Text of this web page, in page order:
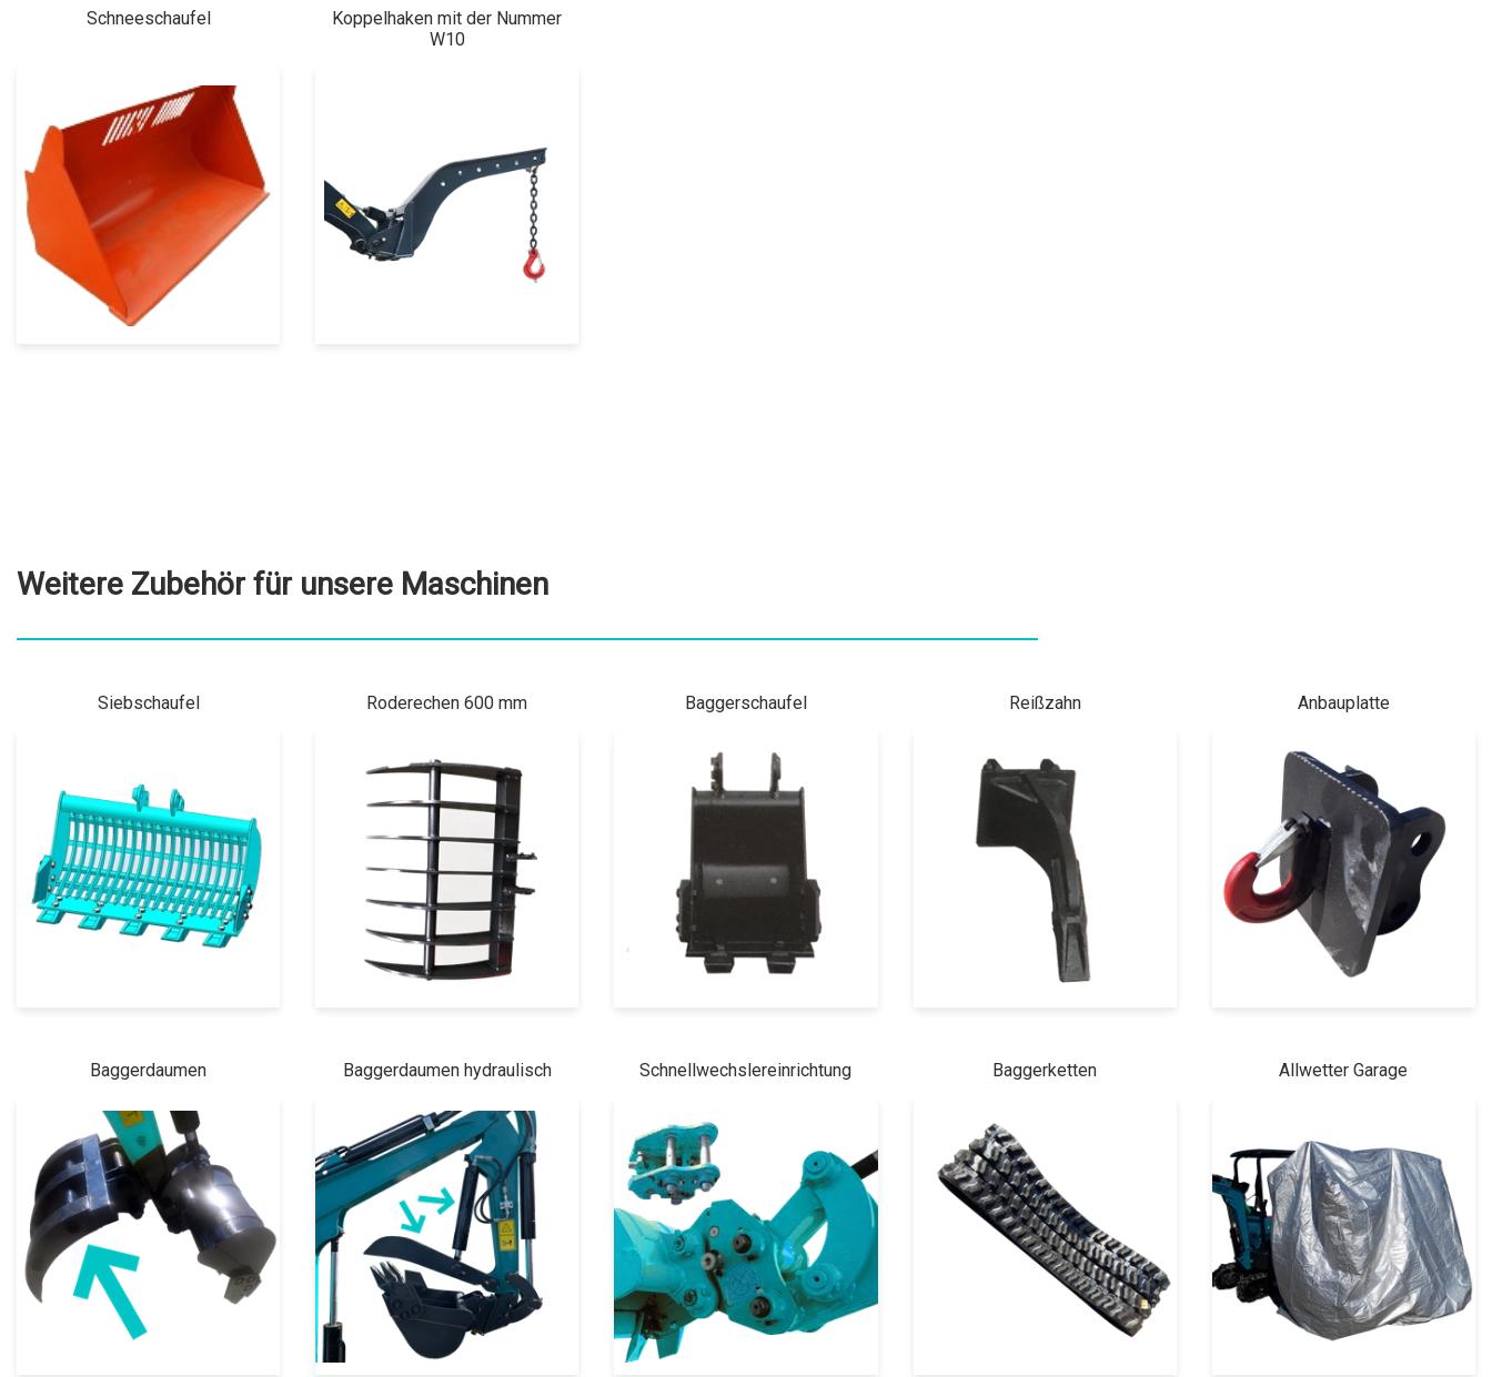
Schneeschaufel
Koppelhaken mit der Nummer
W10
Weitere Zubehör für unsere Maschinen
Siebschaufel Roderechen 600 mm Baggerschaufel Reißzahn Anbauplatte
Baggerdaumen Baggerdaumen hydraulisch Schnellwechslereinrichtung Baggerketten Allwetter Garage